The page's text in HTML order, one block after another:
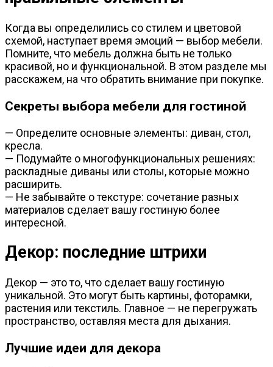
Когда вы определились со стилем и цветовой
схемой, наступает время эмоций — выбор мебели.
Помните, что мебель должна быть не только
красивой, но и функциональной. В этом разделе мы
расскажем, на что обратить внимание при покупке.
Секреты выбора мебели для гостиной
— Определите основные элементы: диван, стол,
кресла.
— Подумайте о многофункциональных решениях:
раскладные диваны или столы, которые можно
расширить.
— Не забывайте о текстуре: сочетание разных
материалов сделает вашу гостиную более
интересной.
Декор: последние штрихи
Декор — это то, что сделает вашу гостиную
уникальной. Это могут быть картины, фоторамки,
растения или текстиль. Главное — не перегружать
пространство, оставляя места для дыхания.
Лучшие идеи для декора